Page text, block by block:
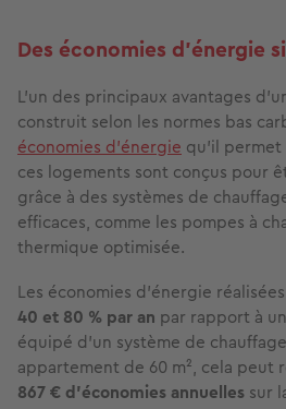
Des économies d'énergie
L'un des principaux avantages
construit selon les normes bas
économies d'énergie qu'il permet
ces logements sont conçus pour
grâce à des systèmes de
efficaces, comme les pompes à
thermique optimisée.
Les économies d'énergie
40 et 80 % par an par rapport à
équipé d'un système de
appartement de 60 m², cela peut
867 € d'économies annuelles sur